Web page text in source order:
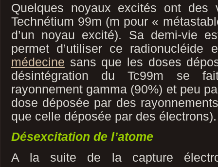
Quelques noyaux excités ont des
Technétium 99m (m pour «
d’un noyau excité). Sa demi-vie
permet d’utiliser ce
médecine sans que les doses
désintégration du Tc99m se
rayonnement gamma (90%) et peu
dose déposée par des
que celle déposée par des électrons).
Désexcitation de l’atome
A la suite de la capture